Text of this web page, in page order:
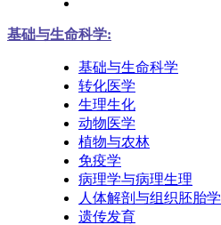
基础与生命科学:
基础与生命科学
转化医学
生理生化
动物医学
植物与农林
免疫学
病理学与病理生理
人体解剖与组织胚胎学
遗传发育